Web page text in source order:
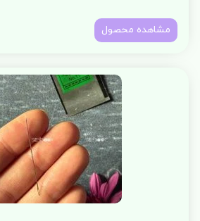
مشاهده محصول